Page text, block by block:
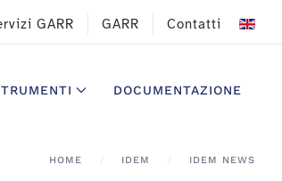
GARR GARR Contatti
DOCUMENTAZIONE
HOME IDEM IDEM NEWS